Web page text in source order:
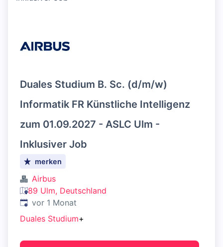
Duales Studium B. Sc. (d/m/w)
Informatik FR Künstliche Intelligenz
zum 01.09.2027 - ASLC Ulm -
Inklusiver Job
merken
Airbus
89 Ulm, Deutschland
Veröffentlicht:
vor 1 Monat
Duales Studium+